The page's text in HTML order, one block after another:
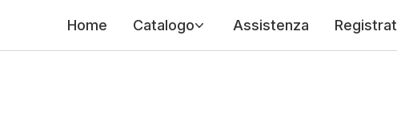
Home Catalogo Assistenza